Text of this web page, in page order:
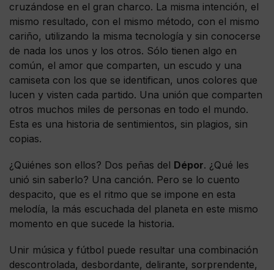
cruzándose en el gran charco. La misma intención, el
mismo resultado, con el mismo método, con el mismo
cariño, utilizando la misma tecnología y sin conocerse
de nada los unos y los otros. Sólo tienen algo en
común, el amor que comparten, un escudo y una
camiseta con los que se identifican, unos colores que
lucen y visten cada partido. Una unión que comparten
otros muchos miles de personas en todo el mundo.
Esta es una historia de sentimientos, sin plagios, sin
copias.
¿Quiénes son ellos? Dos peñas del Dépor. ¿Qué les
unió sin saberlo? Una canción. Pero se lo cuento
despacito, que es el ritmo que se impone en esta
melodía, la más escuchada del planeta en este mismo
momento en que sucede la historia.
Unir música y fútbol puede resultar una combinación
descontrolada, desbordante, delirante, sorprendente,